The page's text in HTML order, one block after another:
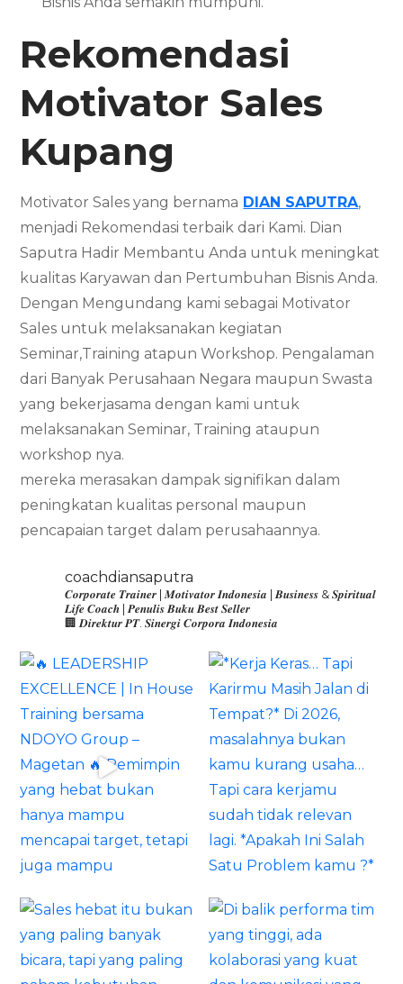
Rekomendasi
Motivator Sales
Kupang
Motivator Sales yang bernama DIAN SAPUTRA,
menjadi Rekomendasi terbaik dari Kami. Dian
Saputra Hadir Membantu Anda untuk meningkat
kualitas Karyawan dan Pertumbuhan Bisnis Anda.
Dengan Mengundang kami sebagai Motivator
Sales untuk melaksanakan kegiatan
Seminar,Training atapun Workshop. Pengalaman
dari Banyak Perusahaan Negara maupun Swasta
yang bekerjasama dengan kami untuk
melaksanakan Seminar, Training ataupun
workshop nya.
mereka merasakan dampak signifikan dalam
peningkatan kualitas personal maupun
pencapaian target dalam perusahaannya.
coachdiansaputra
𝑪𝒐𝒓𝒑𝒐𝒓𝒂𝒕𝒆 𝑻𝒓𝒂𝒊𝒏𝒆𝒓 | 𝑴𝒐𝒕𝒊𝒗𝒂𝒕𝒐𝒓 𝑰𝒏𝒅𝒐𝒏𝒆𝒔𝒊𝒂 | 𝑩𝒖𝒔𝒊𝒏𝒆𝒔𝒔 & 𝑺𝒑𝒊𝒓𝒊𝒕𝒖𝒂𝒍
𝑳𝒊𝒇𝒆 𝑪𝒐𝒂𝒄𝒉 | 𝑷𝒆𝒏𝒖𝒍𝒊𝒔 𝑩𝒖𝒌𝒖 𝑩𝒆𝒔𝒕 𝑺𝒆𝒍𝒍𝒆𝒓
🏢 𝑫𝒊𝒓𝒆𝒌𝒕𝒖𝒓 𝑷𝑻. 𝑺𝒊𝒏𝒆𝒓𝒈𝒊 𝑪𝒐𝒓𝒑𝒐𝒓𝒂 𝑰𝒏𝒅𝒐𝒏𝒆𝒔𝒊𝒂